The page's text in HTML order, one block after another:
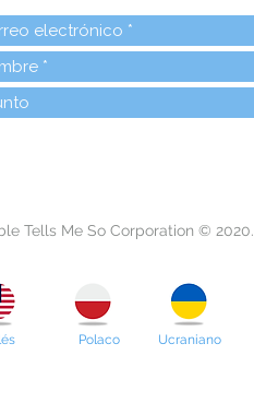
Tells Me So Corporation © 2020.
Polaco Ucraniano